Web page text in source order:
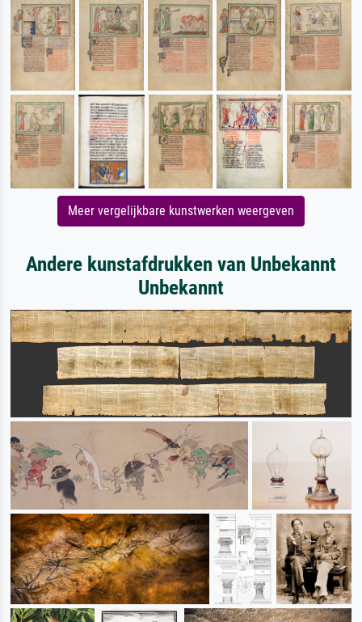
Meer vergelijkbare kunstwerken weergeven
Andere kunstafdrukken van Unbekannt
Unbekannt